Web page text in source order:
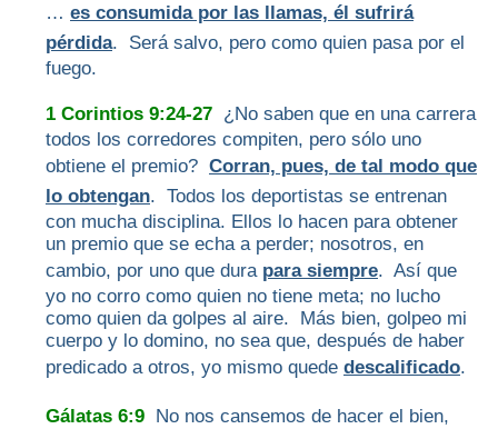
… es consumida por las llamas, él sufrirá
pérdida. Será salvo, pero como quien pasa por el
fuego.
1 Corintios 9:24-27 ¿No saben que en una carrera
todos los corredores compiten, pero sólo uno
obtiene el premio? Corran, pues, de tal modo que
lo obtengan. Todos los deportistas se entrenan
con mucha disciplina. Ellos lo hacen para obtener
un premio que se echa a perder; nosotros, en
cambio, por uno que dura para siempre. Así que
yo no corro como quien no tiene meta; no lucho
como quien da golpes al aire. Más bien, golpeo mi
cuerpo y lo domino, no sea que, después de haber
predicado a otros, yo mismo quede descalificado.
Gálatas 6:9 No nos cansemos de hacer el bien,